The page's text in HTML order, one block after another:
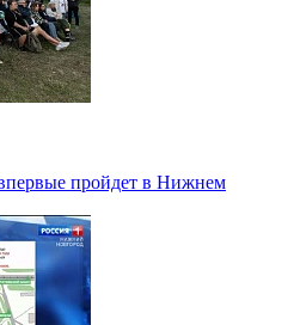
пройдет в Нижнем